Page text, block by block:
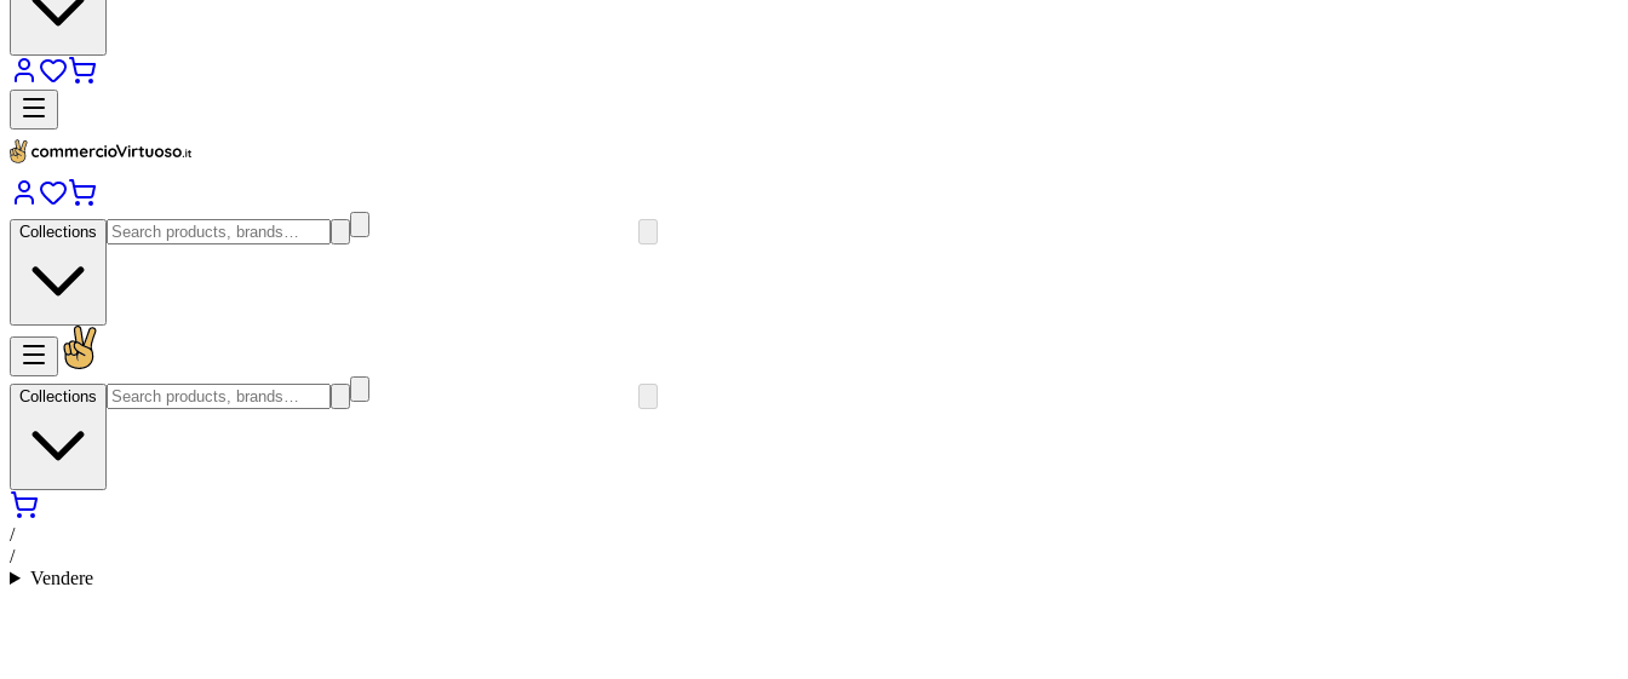
Collections
Collections
/
/
Vendere